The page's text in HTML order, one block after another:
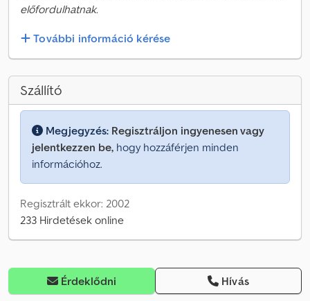
előfordulhatnak.
További információ kérése
Szállító
Megjegyzés: Regisztráljon ingyenesen vagy
jelentkezzen be, hogy hozzáférjen minden
információhoz.
Regisztrált ekkor: 2002
233 Hirdetések online
Érdeklődni Hívás